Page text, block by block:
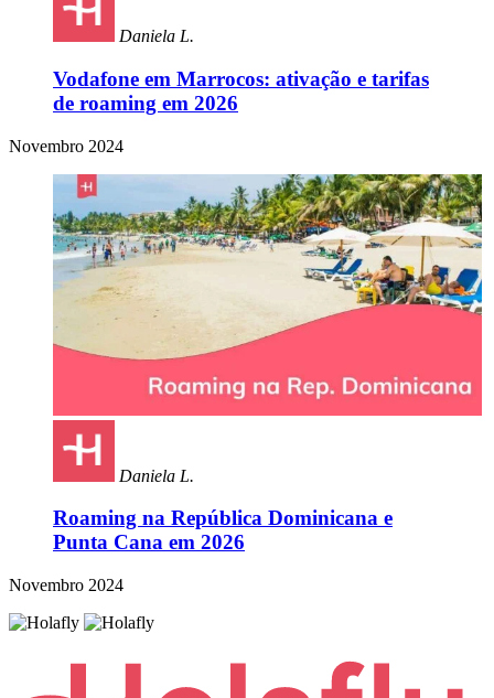
Daniela L.
Vodafone em Marrocos: ativação e tarifas
de roaming em 2026
Novembro 2024
Daniela L.
Roaming na República Dominicana e
Punta Cana em 2026
Novembro 2024